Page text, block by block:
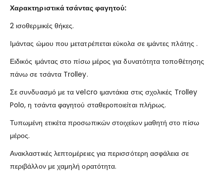
Χαρακτηριστικά τσάντας φαγητού:
2 ισοθερμικές θήκες.
Ιμάντας ώμου που μετατρέπεται εύκολα σε ιμάντες πλάτης .
Ειδικός ιμάντας στο πίσω μέρος για δυνατότητα τοποθέτησης
πάνω σε τσάντα Trolley.
Σε συνδυασμό με τα velcro ιμαντάκια στις σχολικές Trolley
Polo, η τσάντα φαγητού σταθεροποιείται πλήρως.
Τυπωμένη ετικέτα προσωπικών στοιχείων μαθητή στο πίσω
μέρος.
Ανακλαστικές λεπτομέρειες για περισσότερη ασφάλεια σε
περιβάλλον με χαμηλή ορατότητα.